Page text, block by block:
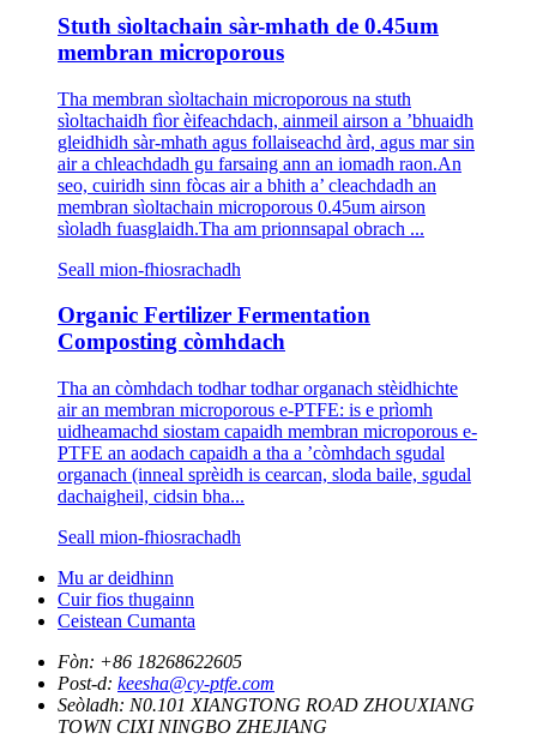
Stuth sìoltachain sàr-mhath de 0.45um
membran microporous
Tha membran sìoltachain microporous na stuth
sìoltachaidh fìor èifeachdach, ainmeil airson a ’bhuaidh
gleidhidh sàr-mhath agus follaiseachd àrd, agus mar sin
air a chleachdadh gu farsaing ann an iomadh raon.An
seo, cuiridh sinn fòcas air a bhith a’ cleachdadh an
membran sìoltachain microporous 0.45um airson
sìoladh fuasglaidh.Tha am prionnsapal obrach ...
Seall mion-fhiosrachadh
Organic Fertilizer Fermentation
Composting còmhdach
Tha an còmhdach todhar todhar organach stèidhichte
air an membran microporous e-PTFE: is e prìomh
uidheamachd siostam capaidh membran microporous e-
PTFE an aodach capaidh a tha a ’còmhdach sgudal
organach (inneal sprèidh is cearcan, sloda baile, sgudal
dachaigheil, cidsin bha...
Seall mion-fhiosrachadh
Mu ar deidhinn
Cuir fios thugainn
Ceistean Cumanta
Fòn: +86 18268622605
Post-d: keesha@cy-ptfe.com
Seòladh: N0.101 XIANGTONG ROAD ZHOUXIANG
TOWN CIXI NINGBO ZHEJIANG